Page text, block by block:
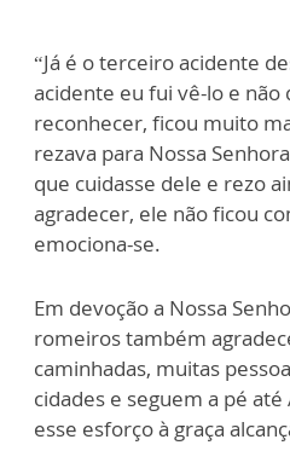
“Já é o terceiro acidente
acidente eu fui vê-lo e não
reconhecer, ficou muito
rezava para Nossa
que cuidasse dele e rezo
agradecer, ele não ficou
emociona-se.
Em devoção a Nossa
romeiros também
caminhadas, muitas
cidades e seguem a pé até
esse esforço à graça